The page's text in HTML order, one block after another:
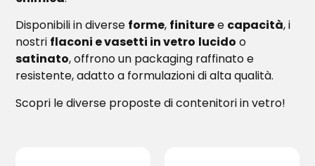
Disponibili in diverse forme, finituree capacità, i
nostri flaconi e vasetti in vetro lucido o
satinato, offrono un packaging raffinato e
resistente, adatto a formulazioni di alta qualità.
Scopri le diverse proposte di contenitori in vetro!